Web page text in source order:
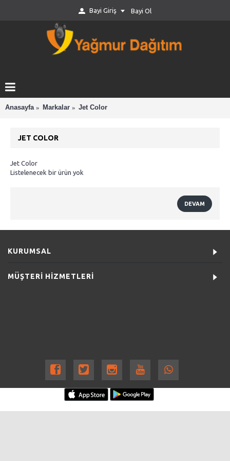
Bayi Giriş Bayi Ol
Anasayfa Markalar Jet Color
JET COLOR
Jet Color
Listelenecek bir ürün yok
DEVAM
KURUMSAL
MÜŞTERİ HİZMETLERİ